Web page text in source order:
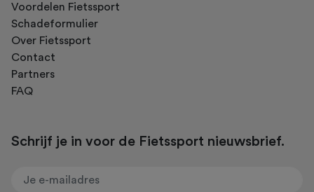
Voordelen Fietssport
Schadeformulier
Over Fietssport
Contact
Partners
FAQ
Schrijf je in voor de Fietssport nieuwsbrief.